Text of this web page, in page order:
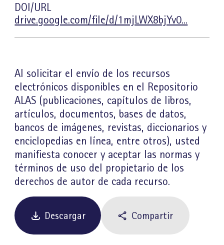
DOI/URL
drive.google.com/file/d/1mjLWX8bjYv0...
Al solicitar el envío de los recursos
electrónicos disponibles en el Repositorio
ALAS (publicaciones, capítulos de libros,
artículos, documentos, bases de datos,
bancos de imágenes, revistas, diccionarios y
enciclopedias en línea, entre otros), usted
manifiesta conocer y aceptar las normas y
términos de uso del propietario de los
derechos de autor de cada recurso.
Descargar Compartir